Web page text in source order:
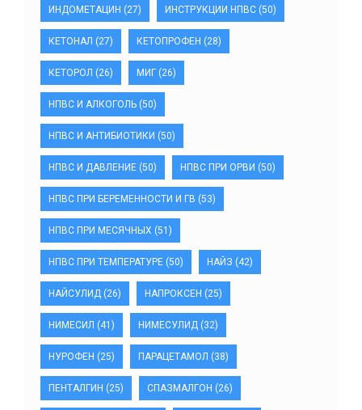
ИНДОМЕТАЦИН (27) ИНСТРУКЦИИ НПВС (50)
КЕТОНАЛ (27) КЕТОПРОФЕН (28)
КЕТОРОЛ (26) МИГ (26)
НПВС И АЛКОГОЛЬ (50)
НПВС И АНТИБИОТИКИ (50)
НПВС И ДАВЛЕНИЕ (50) НПВС ПРИ ОРВИ (50)
НПВС ПРИ БЕРЕМЕННОСТИ И ГВ (53)
НПВС ПРИ МЕСЯЧНЫХ (51)
НПВС ПРИ ТЕМПЕРАТУРЕ (50) НАЙЗ (42)
НАЙСУЛИД (26) НАПРОКСЕН (25)
НИМЕСИЛ (41) НИМЕСУЛИД (32)
НУРОФЕН (25) ПАРАЦЕТАМОЛ (38)
ПЕНТАЛГИН (25) СПАЗМАЛГОН (26)